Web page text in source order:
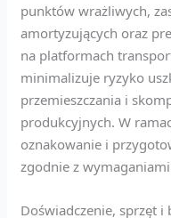
punktów wrażliwych,
amortyzujących oraz
na platformach
minimalizuje ryzyko
przemieszczania i
produkcyjnych. W
oznakowanie i
zgodnie z
Doświadczenie, sprzęt i